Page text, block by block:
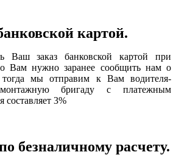
картой.
Ваш заказ банковской картой при
Вам нужно заранее сообщить нам о
мы отправим к Вам водителя-
бригаду с платежным
3%
безналичному расчету.